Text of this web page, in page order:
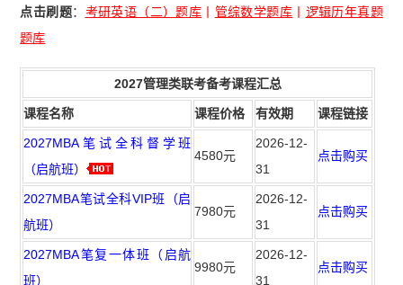
点击刷题： 考研英语（二）题库 管综数学题库
逻辑历年真题
题库
2027管理类联考备考课程汇总
课程名称 课程价格 有效期 课程链接
2027MBA笔试全科督学班
（启航班）
4580元
2026-12-
31
点击购买
2027MBA笔试全科VIP班（启
航班）
7980元
2026-12-
31
点击购买
2027MBA笔复一体班（启航
班）
9980元
2026-12-
31
点击购买